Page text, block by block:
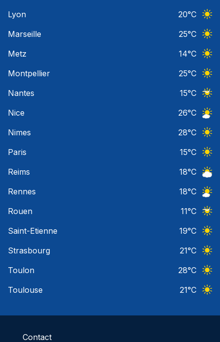
Lyon
20°C
Marseille
25°C
Metz
14°C
Montpellier
25°C
Nantes
15°C
Nice
26°C
Nimes
28°C
Paris
15°C
Reims
18°C
Rennes
18°C
Rouen
11°C
Saint-Etienne
19°C
Strasbourg
21°C
Toulon
28°C
Toulouse
21°C
Contact